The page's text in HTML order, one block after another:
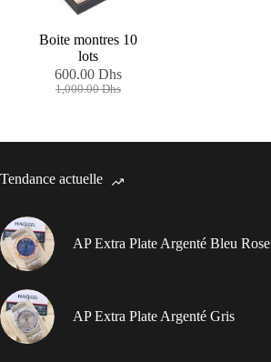
Boite montres 10
lots
1,000.00Dhs
Le
600.00Dhs
Le
Tendance actuelle
AP Extra Plate Argenté Bleu Rose
AP Extra Plate Argenté Gris